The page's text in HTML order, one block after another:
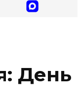
День